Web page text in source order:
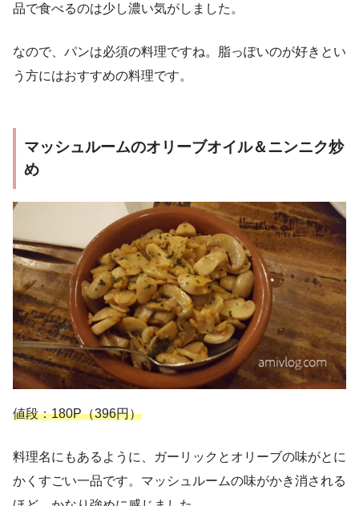
品で食べるのは少し濃い気がしました。
なので、パンは必須の料理ですね。脂っぽいのが好きとい
う方にはおすすめの料理です。
マッシュルームのオリーブオイル＆ニンニク炒
め
値段：180P（396円）
料理名にもあるように、ガーリックとオリーブの味がとに
かくすごい一品です。マッシュルームの味がかき消される